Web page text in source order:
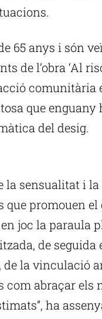
65 anys i són
de l’obra ‘Al
comunitària
que
del desig.
la sensualitat i
que promouen el
joc la paraula
de seguida
de la vinculació
com abraçar els
ha